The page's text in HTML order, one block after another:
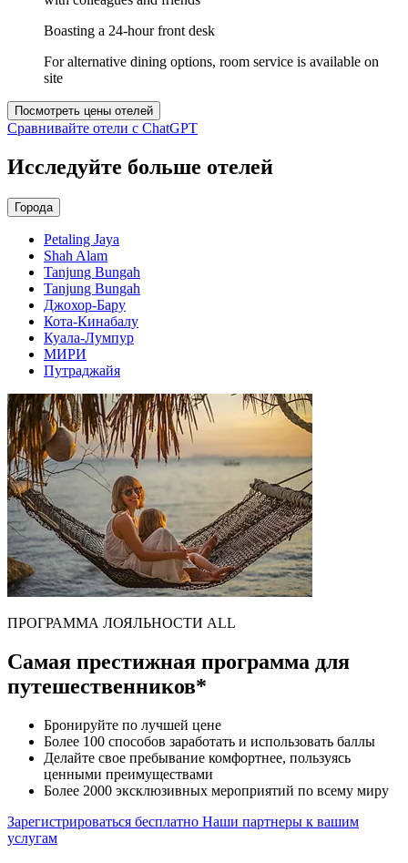
Boasting a 24-hour front desk
For alternative dining options, room service is available on
site
Посмотреть цены отелей
Сравнивайте отели с ChatGPT
Исследуйте больше отелей
Города
Petaling Jaya
Shah Alam
Tanjung Bungah
Tanjung Bungah
Джохор-Бару
Кота-Кинабалу
Куала-Лумпур
МИРИ
Путраджайя
ПРОГРАММА ЛОЯЛЬНОСТИ ALL
Самая престижная программа для
путешественников*
Бронируйте по лучшей цене
Более 100 способов заработать и использовать баллы
Делайте свое пребывание комфортнее, пользуясь
ценными преимуществами
Более 2000 эксклюзивных мероприятий по всему миру
Зарегистрироваться бесплатно Наши партнеры к вашим
услугам